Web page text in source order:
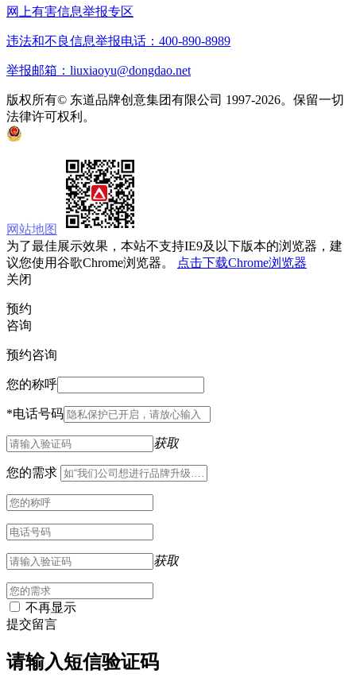
网上有害信息举报专区
违法和不良信息举报电话：400-890-8989
举报邮箱：liuxiaoyu@dongdao.net
版权所有© 东道品牌创意集团有限公司 1997-2026。保留一切
法律许可权利。
网站地图
为了最佳展示效果，本站不支持IE9及以下版本的浏览器，建
议您使用谷歌Chrome浏览器。
点击下载Chrome浏览器
关闭
预约
咨询
预约咨询
您的称呼
*电话号码
获取
您的需求
获取
不再显示
提交留言
请输入短信验证码